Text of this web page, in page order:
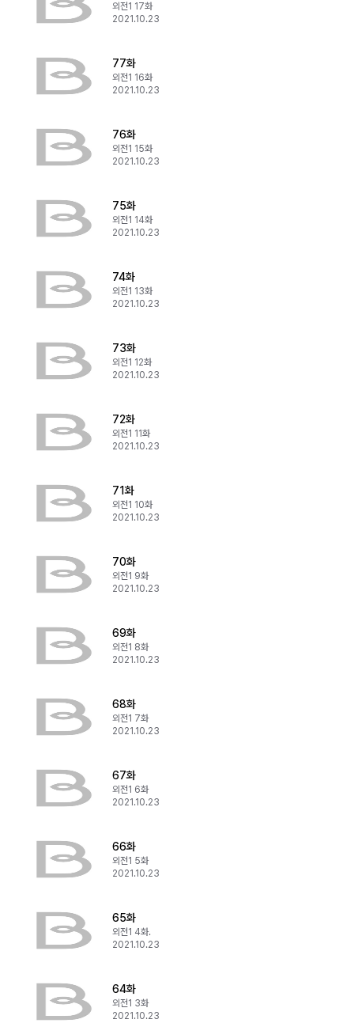
외전1 17화
2021.10.23
77화
외전1 16화
2021.10.23
76화
외전1 15화
2021.10.23
75화
외전1 14화
2021.10.23
74화
외전1 13화
2021.10.23
73화
외전1 12화
2021.10.23
72화
외전1 11화
2021.10.23
71화
외전1 10화
2021.10.23
70화
외전1 9화
2021.10.23
69화
외전1 8화
2021.10.23
68화
외전1 7화
2021.10.23
67화
외전1 6화
2021.10.23
66화
외전1 5화
2021.10.23
65화
외전1 4화.
2021.10.23
64화
외전1 3화
2021.10.23